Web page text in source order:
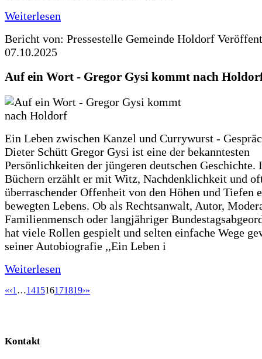
Weiterlesen
Bericht von: Pressestelle Gemeinde Holdorf
07.10.2025
Auf ein Wort - Gregor Gysi kommt nach
Ein Leben zwischen Kanzel und Currywurst -
Dieter Schütt Gregor Gysi ist eine der bekanntesten
Persönlichkeiten der jüngeren deutschen Geschichte.
Büchern erzählt er mit Witz, Nachdenklichkeit und
überraschender Offenheit von den Höhen und Tiefen
bewegten Lebens. Ob als Rechtsanwalt, Autor,
Familienmensch oder langjähriger
hat viele Rollen gespielt und selten einfache Wege
seiner Autobiografie ,,Ein Leben i
Weiterlesen
«‹1 …141516171819›»
Kontakt